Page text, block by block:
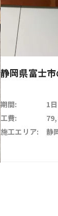
静岡県富士
期間:
1日
工費:
施工エリア:
静